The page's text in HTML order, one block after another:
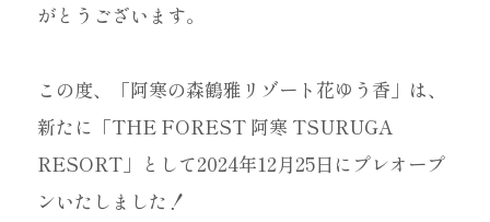
がとうございます。
この度、「阿寒の森鶴雅リゾート花ゆう香」は、
新たに「THE FOREST 阿寒 TSURUGA
RESORT」として2024年12月25日にプレオープ
ンいたしました！